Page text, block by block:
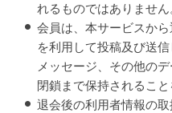
れるものではありません
会員は、本サービスか
を利用して投稿及び送
メッセージ、その他の
閉鎖まで保持されるこ
退会後の利用者情報の